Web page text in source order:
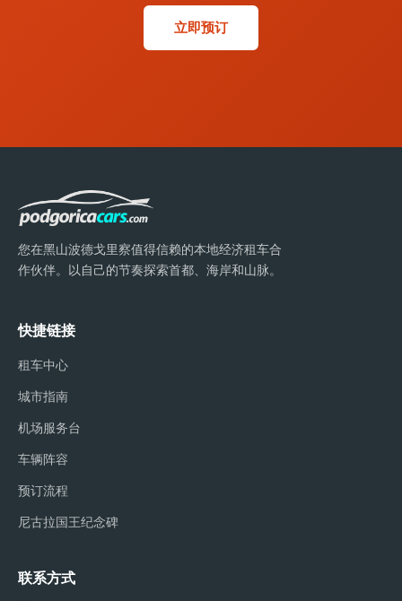
立即预订
您在黑山波德戈里察值得信赖的本地经济租车合
作伙伴。以自己的节奏探索首都、海岸和山脉。
快捷链接
租车中心
城市指南
机场服务台
车辆阵容
预订流程
尼古拉国王纪念碑
联系方式